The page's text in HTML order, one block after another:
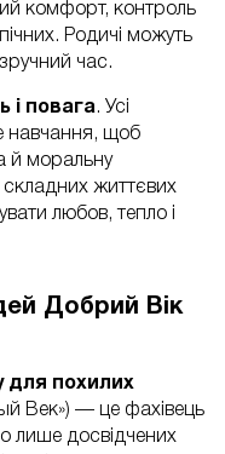
комфорт, контроль
Родичі можуть
час.
і повага. Усі
навчання, щоб
й моральну
складних життєвих
любов, тепло і
Добрий Вік
для похилих
Век») — це фахівець
лише досвідчених